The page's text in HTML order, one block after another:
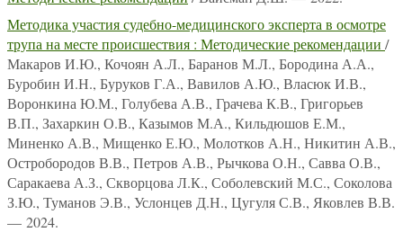
Методика участия судебно-медицинского эксперта в осмотре
трупа на месте происшествия : Методические рекомендации /
Макаров И.Ю., Кочоян А.Л., Баранов М.Л., Бородина А.А.,
Буробин И.Н., Буруков Г.А., Вавилов А.Ю., Власюк И.В.,
Воронкина Ю.М., Голубева А.В., Грачева К.В., Григорьев
В.П., Захаркин О.В., Казымов М.А., Кильдюшов Е.М.,
Миненко А.В., Мищенко Е.Ю., Молотков А.Н., Никитин А.В.,
Остробородов В.В., Петров А.В., Рычкова О.Н., Савва О.В.,
Саракаева А.З., Скворцова Л.К., Соболевский М.С., Соколова
З.Ю., Туманов Э.В., Услонцев Д.Н., Цугуля С.В., Яковлев В.В.
— 2024.